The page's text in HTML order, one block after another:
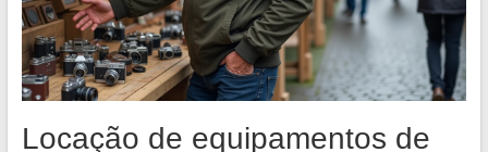
Locação de equipamentos de